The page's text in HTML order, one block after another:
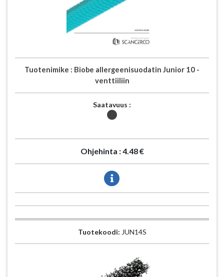
Tuotenimike : Biobe allergeenisuodatin Junior 10 -
venttiiliin
Saatavuus :
Ohjehinta :4.48 €
Tuotekoodi: JUN14S